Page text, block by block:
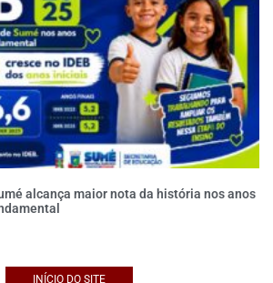
alcança maior nota da história nos anos
INÍCIO DO SITE